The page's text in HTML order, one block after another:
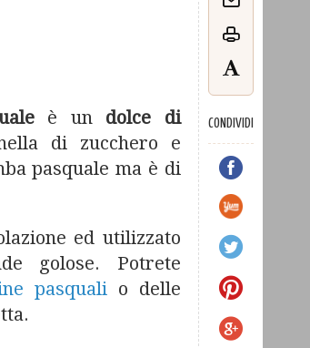
CONDIVIDI
è un dolce di
di zucchero e
pasquale ma è di
ed utilizzato
golose. Potrete
pasquali o delle